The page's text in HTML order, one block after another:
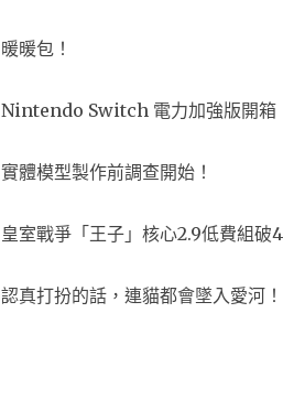
暖暖包！
Nintendo Switch 電力加強版開箱
實體模型製作前調查開始！
皇室戰爭「王子」核心2.9低費組
認真打扮的話，連貓都會墜入愛河